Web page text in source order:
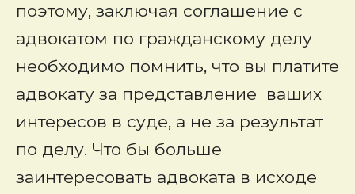
поэтому, заключая соглашение с
адвокатом по гражданскому делу
необходимо помнить, что вы платите
адвокату за представление ваших
интересов в суде, а не за результат
по делу. Что бы больше
заинтересовать адвоката в исходе